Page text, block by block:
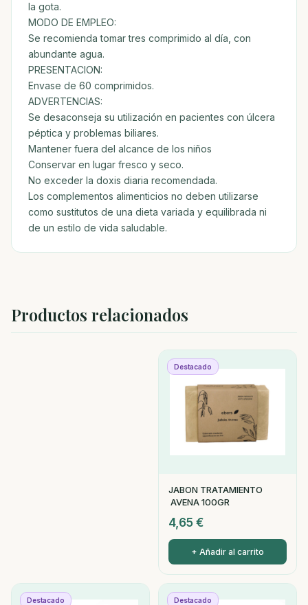
la gota.
MODO DE EMPLEO:
Se recomienda tomar tres comprimido al día, con
abundante agua.
PRESENTACION:
Envase de 60 comprimidos.
ADVERTENCIAS:
Se desaconseja su utilización en pacientes con úlcera
péptica y problemas biliares.
Mantener fuera del alcance de los niños
Conservar en lugar fresco y seco.
No exceder la doxis diaria recomendada.
Los complementos alimenticios no deben utilizarse
como sustitutos de una dieta variada y equilibrada ni
de un estilo de vida saludable.
Productos relacionados
Destacado
JABON TRATAMIENTO
AVENA 100GR
4,65 €
+ Añadir al carrito
Destacado Destacado